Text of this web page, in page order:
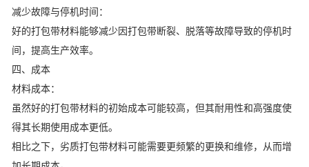
减少故障与停机时间：
好的打包带材料能够减少因打包带断裂、脱落等故障导致的停机时
间，提高生产效率。
四、成本
材料成本：
虽然好的打包带材料的初始成本可能较高，但其耐用性和高强度使
得其长期使用成本更低。
相比之下，劣质打包带材料可能需要更频繁的更换和维修，从而增